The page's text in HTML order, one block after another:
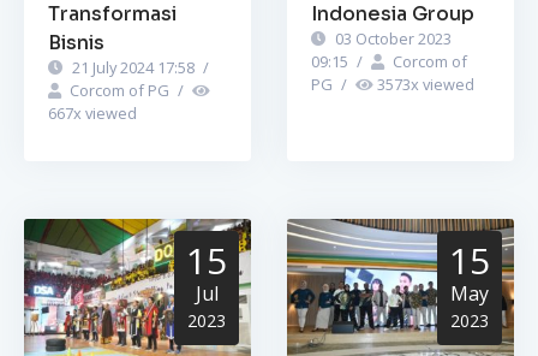
Transformasi
Bisnis
21 July 2024 17:58 /
Corcom of PG /
667x viewed
Indonesia Group
03 October 2023
09:15 /
Corcom of
PG / 3573x viewed
15
Jul
2023
15
May
2023